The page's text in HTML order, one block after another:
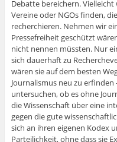
Debatte bereichern.
Vereine oder NGOs finden,
recherchieren. Nehmen wir
Pressefreiheit geschützt
nicht nennen müssten. Nur
sich dauerhaft zu
wären sie auf dem besten
Journalismus neu zu erfinden
untersuchen, ob es ohne
die Wissenschaft über eine
gegen die gute
sich an ihren eigenen Kodex
Parteilichkeit, ohne dass sie